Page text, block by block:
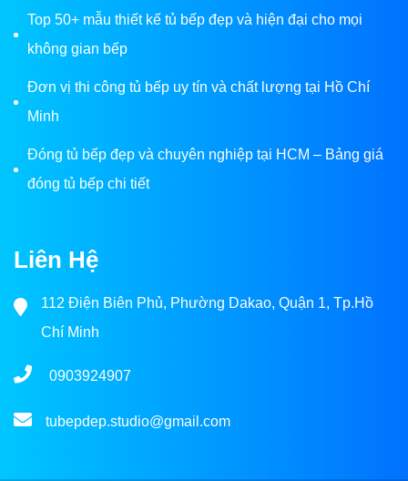
Top 50+ mẫu thiết kế tủ bếp đẹp và hiện đại cho mọi
không gian bếp
Đơn vị thi công tủ bếp uy tín và chất lượng tại Hồ Chí
Minh
Đóng tủ bếp đẹp và chuyên nghiệp tại HCM – Bảng giá
đóng tủ bếp chi tiết
Liên Hệ
112 Điện Biên Phủ, Phường Dakao, Quận 1, Tp.Hồ
Chí Minh
0903924907
tubepdep.studio@gmail.com